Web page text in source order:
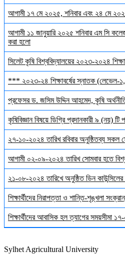
আগামী ১৭ মে ২০২৫, শনিবার এবং ২৪ মে ২০২৫,
আগামী ১১ জানুয়ারি ২০২৫ শনিবার এম সি
করা হলো
সিলেট কৃষি বিশ্ববিদ্যালয়ের ২০২৩-২০২৪
*** ২০২৩-২৪ শিক্ষাবর্ষের স্নাতক (লেভেল-১,
প্রফেসর ড. জসিম উদ্দিন আহমেদ, কৃষি
কৃষিবিজ্ঞান বিষয়ে ডিগ্রি প্রদানকারী ৯ (নয়)
২৭-১০-২০২৪ তারিখ রবিবার অনুষ্ঠিতব্য সকল
আগামী ০২-০৯-২০২৪ তারিখ সোমবার হতে
২১-০৮-২০২৪ তারিখে অনুষ্ঠিত ডিন
শিক্ষার্থীদের নিরাপত্তা ও শান্তি-শৃঙ্খলা
শিক্ষার্থীদের আবাসিক হল ত্যাগের সময়সীমা
Sylhet Agricultural University